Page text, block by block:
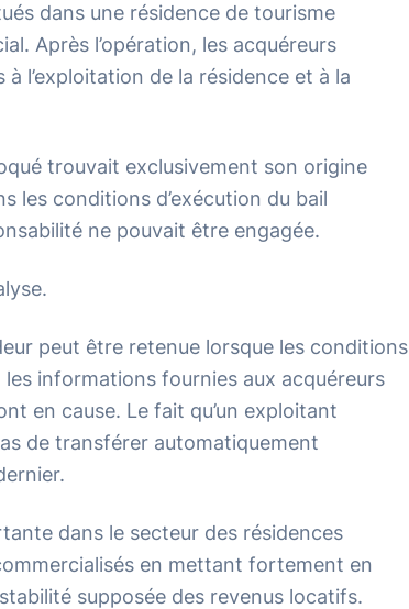
dans une résidence de tourisme
Après l’opération, les acquéreurs
l’exploitation de la résidence et à la
trouvait exclusivement son origine
les conditions d’exécution du bail
ne pouvait être engagée.
peut être retenue lorsque les conditions
informations fournies aux acquéreurs
en cause. Le fait qu’un exploitant
de transférer automatiquement
dans le secteur des résidences
en mettant fortement en
supposée des revenus locatifs.